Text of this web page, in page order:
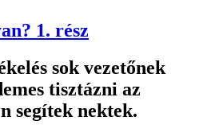
1. rész
sok vezetőnek
tisztázni az
segítek nektek.